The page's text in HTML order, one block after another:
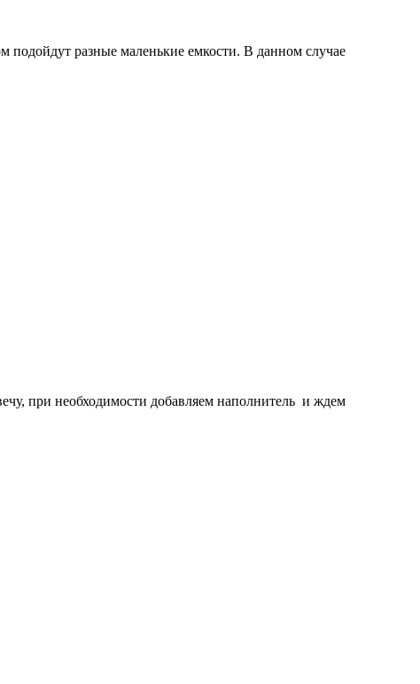
подойдут разные маленькие емкости. В данном случае
при необходимости добавляем наполнитель и ждем